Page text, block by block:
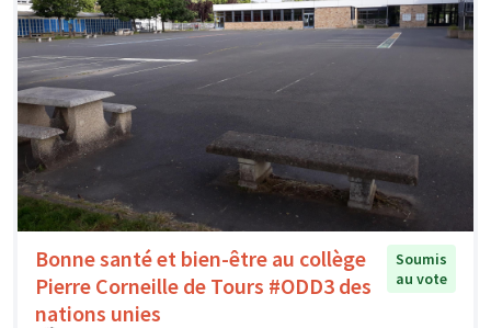
Bonne santé et bien-être au collège
Pierre Corneille de Tours #ODD3 des
nations unies
Soumis
au vote